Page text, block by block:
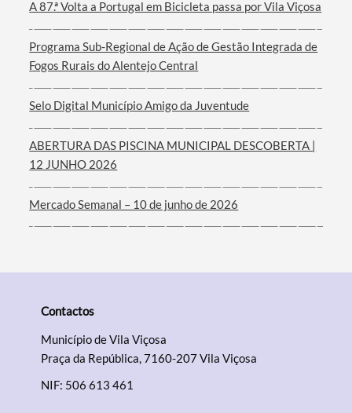
A 87.ª Volta a Portugal em Bicicleta passa por Vila Viçosa
Programa Sub-Regional de Ação de Gestão Integrada de
Fogos Rurais do Alentejo Central
Selo Digital Município Amigo da Juventude
ABERTURA DAS PISCINA MUNICIPAL DESCOBERTA |
12 JUNHO 2026
Mercado Semanal – 10 de junho de 2026
Contactos
Município de Vila Viçosa
Praça da República, 7160-207 Vila Viçosa
NIF: 506 613 461